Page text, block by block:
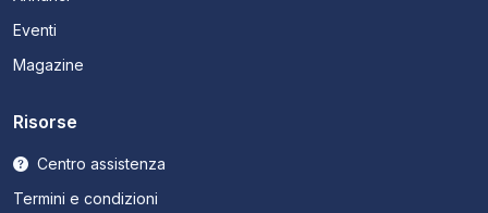
Eventi
Magazine
Risorse
Centro assistenza
Termini e condizioni